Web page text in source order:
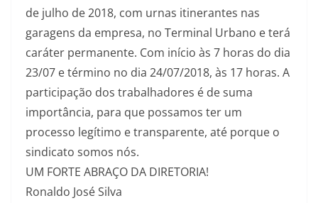
de julho de 2018, com urnas itinerantes nas
garagens da empresa, no Terminal Urbano e terá
caráter permanente. Com início às 7 horas do dia
23/07 e término no dia 24/07/2018, às 17 horas. A
participação dos trabalhadores é de suma
importância, para que possamos ter um
processo legítimo e transparente, até porque o
sindicato somos nós.
UM FORTE ABRAÇO DA DIRETORIA!
Ronaldo José Silva